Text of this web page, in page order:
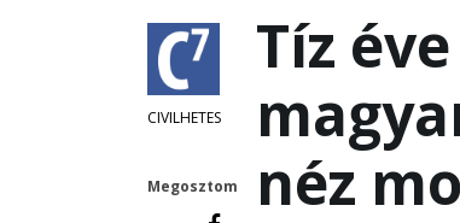
CIVILHETES
Megosztom
Tíz
néz